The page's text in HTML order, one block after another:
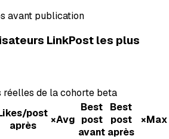
avant publication
LinkPost les plus
réelles de la cohorte beta
post
après
×Avg
Best
post
avant
Best
post
après
×Max